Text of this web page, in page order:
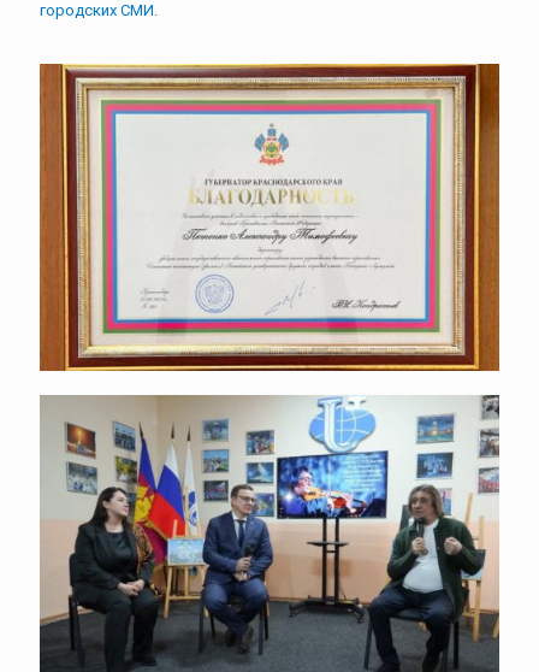
городских СМИ.